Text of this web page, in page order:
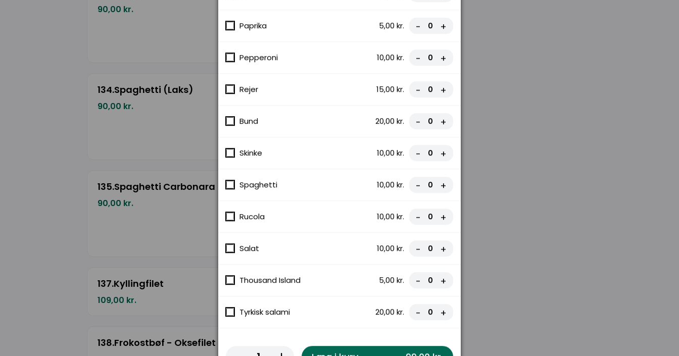
90,00 kr.
134.Spaghetti (Laks)
90,00 kr.
135.Spaghetti Carbonara
90,00 kr.
137.Kyllingfilet
109,00 kr.
138.Frokostbøf - Oksefilet
Paprika 5,00 kr. - +
Pepperoni 10,00 kr. - +
Rejer 15,00 kr. - +
Bund 20,00 kr. - +
Skinke 10,00 kr. - +
Spaghetti 10,00 kr. - +
Rucola 10,00 kr. - +
Salat 10,00 kr. - +
Thousand Island 5,00 kr. - +
Tyrkisk salami 20,00 kr. - +